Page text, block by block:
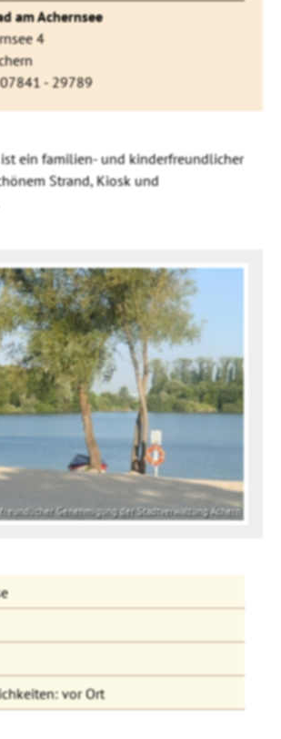
am Achernsee
4
- 29789
ist ein familien- und kinderfreundlicher
Strand, Kiosk und
Genehmigung der Stadtverwaltung Achern
vor Ort